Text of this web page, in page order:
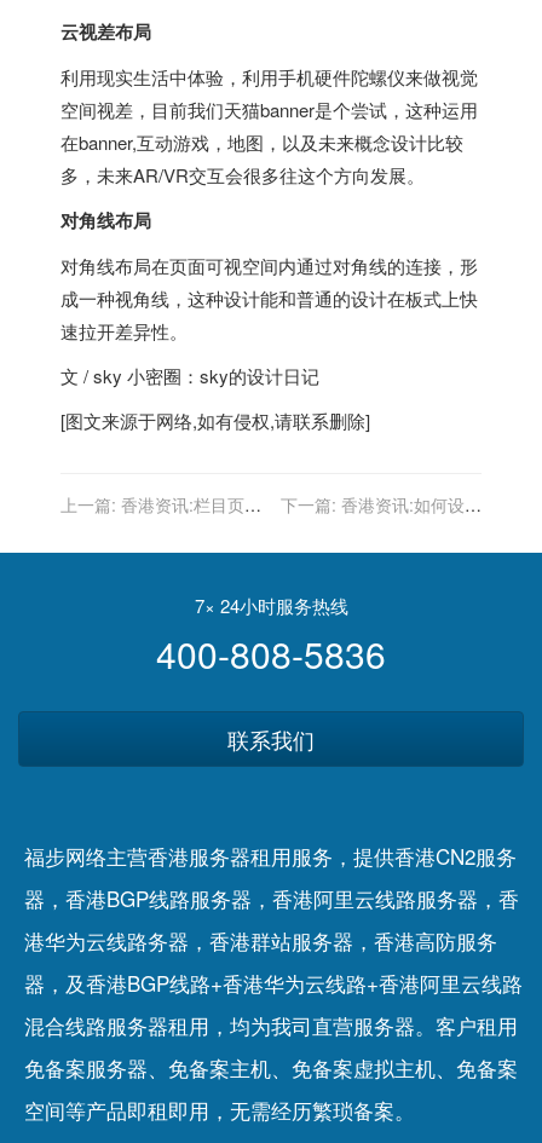
云视差布局
利用现实生活中体验，利用手机硬件陀螺仪来做视觉
空间视差，目前我们天猫banner是个尝试，这种运用
在banner,互动游戏，地图，以及未来概念设计比较
多，未来AR/VR交互会很多往这个方向发展。
对角线布局
对角线布局在页面可视空间内通过对角线的连接，形
成一种视角线，这种设计能和普通的设计在板式上快
速拉开差异性。
文 / sky 小密圈：sky的设计日记
[图文来源于网络,如有侵权,请联系删除]
上一篇: 香港资讯:栏目页如
要注意什么
下一篇: 香港资讯:如何设计
力
7× 24小时服务热线
400-808-5836
联系我们
福步网络主营香港服务器租用服务，提供香港CN2服务
器，香港BGP线路服务器，香港阿里云线路服务器，香
港华为云线路务器，香港群站服务器，香港高防服务
器，及香港BGP线路+香港华为云线路+香港阿里云线路
混合线路服务器租用，均为我司直营服务器。客户租用
免备案服务器、 免备案主机、 免备案虚拟主机、 免备案
空间等产品即租即用，无需经历繁琐备案。